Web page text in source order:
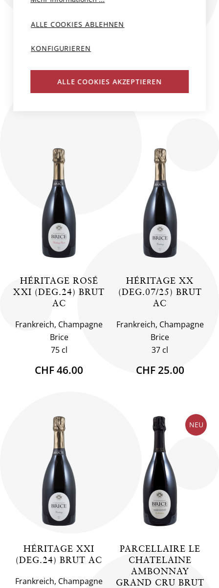
EXTRA BRUT 1ER
Brice
75 cl
Brice
75 cl
HÉRITAGE ROSÉ
XXI (DEG.24) BRUT
AC
Frankreich, Champagne
Brice
75 cl
CHF 46.00
HÉRITAGE XX
(DEG.07/25) BRUT
AC
Frankreich, Champagne
Brice
37 cl
CHF 25.00
HÉRITAGE XXI
(DEG.24) BRUT AC
Frankreich, Champagne
NEU
PARCELLAIRE LE
CHATELAINE
AMBONNAY
GRAND CRU BRUT
ALLE COOKIES ABLEHNEN
KONFIGURIEREN
ALLE COOKIES AKZEPTIEREN